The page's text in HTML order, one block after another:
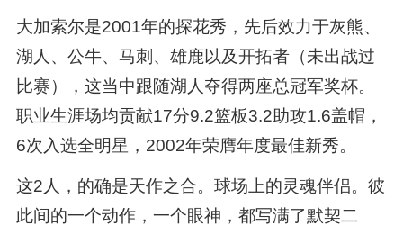
大加索尔是2001年的探花秀，先后效力于灰熊、
湖人、公牛、马刺、雄鹿以及开拓者（未出战过
比赛），这当中跟随湖人夺得两座总冠军奖杯。
职业生涯场均贡献17分9.2篮板3.2助攻1.6盖帽，
6次入选全明星，2002年荣膺年度最佳新秀。
这2人，的确是天作之合。球场上的灵魂伴侣。彼
此间的一个动作，一个眼神，都写满了默契二